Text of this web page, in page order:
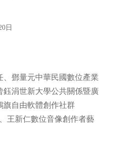
日
鄧量元中華民國數位產業
鈺涓世新大學公共關係暨廣
旗自由軟體創作社群
王新仁數位音像創作者藝